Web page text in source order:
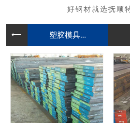
塑胶模具...